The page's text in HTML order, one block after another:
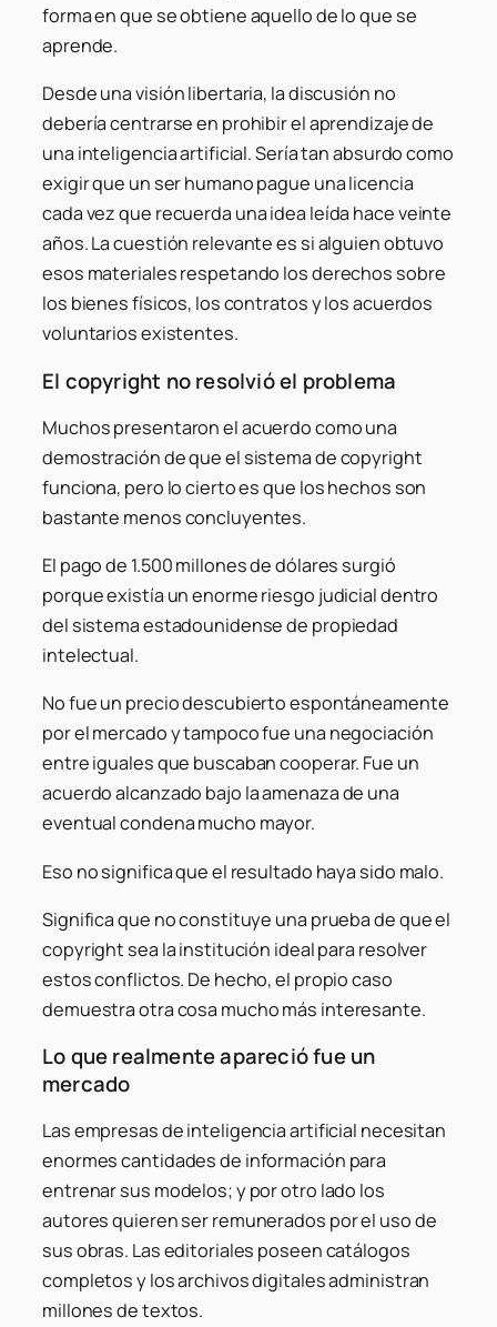
forma en que se obtiene aquello de lo que se
aprende.
Desde una visión libertaria, la discusión no
debería centrarse en prohibir el aprendizaje de
una inteligencia artificial. Sería tan absurdo como
exigir que un ser humano pague una licencia
cada vez que recuerda una idea leída hace veinte
años. La cuestión relevante es si alguien obtuvo
esos materiales respetando los derechos sobre
los bienes físicos, los contratos y los acuerdos
voluntarios existentes.
El copyright no resolvió el problema
Muchos presentaron el acuerdo como una
demostración de que el sistema de copyright
funciona, pero lo cierto es que los hechos son
bastante menos concluyentes.
El pago de 1.500 millones de dólares surgió
porque existía un enorme riesgo judicial dentro
del sistema estadounidense de propiedad
intelectual.
No fue un precio descubierto espontáneamente
por el mercado y tampoco fue una negociación
entre iguales que buscaban cooperar. Fue un
acuerdo alcanzado bajo la amenaza de una
eventual condena mucho mayor.
Eso no significa que el resultado haya sido malo.
Significa que no constituye una prueba de que el
copyright sea la institución ideal para resolver
estos conflictos. De hecho, el propio caso
demuestra otra cosa mucho más interesante.
Lo que realmente apareció fue un
mercado
Las empresas de inteligencia artificial necesitan
enormes cantidades de información para
entrenar sus modelos; y por otro lado los
autores quieren ser remunerados por el uso de
sus obras. Las editoriales poseen catálogos
completos y los archivos digitales administran
millones de textos.